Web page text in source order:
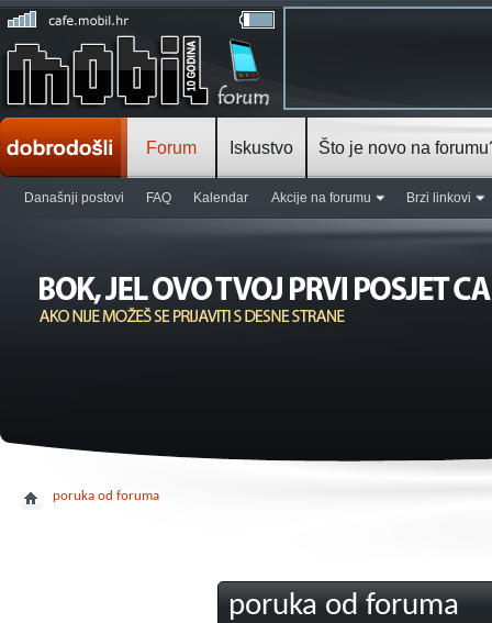
Forum
Današnji postovi FAQ Kalendar Akcije na forumu Brzi linkovi
Iskustvo Što je novo na
poruka od foruma
poruka od foruma